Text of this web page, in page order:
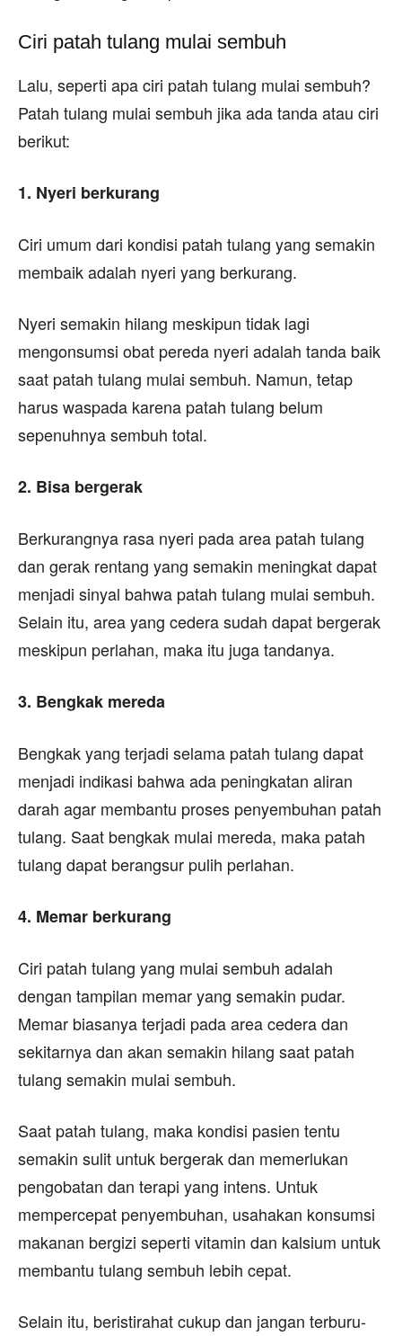
Ciri patah tulang mulai sembuh
Lalu, seperti apa ciri patah tulang mulai sembuh?
Patah tulang mulai sembuh jika ada tanda atau ciri
berikut:
1. Nyeri berkurang
Ciri umum dari kondisi patah tulang yang semakin
membaik adalah nyeri yang berkurang.
Nyeri semakin hilang meskipun tidak lagi
mengonsumsi obat pereda nyeri adalah tanda baik
saat patah tulang mulai sembuh. Namun, tetap
harus waspada karena patah tulang belum
sepenuhnya sembuh total.
2. Bisa bergerak
Berkurangnya rasa nyeri pada area patah tulang
dan gerak rentang yang semakin meningkat dapat
menjadi sinyal bahwa patah tulang mulai sembuh.
Selain itu, area yang cedera sudah dapat bergerak
meskipun perlahan, maka itu juga tandanya.
3. Bengkak mereda
Bengkak yang terjadi selama patah tulang dapat
menjadi indikasi bahwa ada peningkatan aliran
darah agar membantu proses penyembuhan patah
tulang. Saat bengkak mulai mereda, maka patah
tulang dapat berangsur pulih perlahan.
4. Memar berkurang
Ciri patah tulang yang mulai sembuh adalah
dengan tampilan memar yang semakin pudar.
Memar biasanya terjadi pada area cedera dan
sekitarnya dan akan semakin hilang saat patah
tulang semakin mulai sembuh.
Saat patah tulang, maka kondisi pasien tentu
semakin sulit untuk bergerak dan memerlukan
pengobatan dan terapi yang intens. Untuk
mempercepat penyembuhan, usahakan konsumsi
makanan bergizi seperti vitamin dan kalsium untuk
membantu tulang sembuh lebih cepat.
Selain itu, beristirahat cukup dan jangan terburu-